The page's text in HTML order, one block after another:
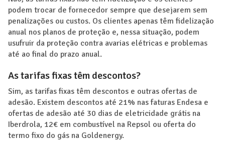
podem trocar de fornecedor sempre que desejarem sem
penalizações ou custos. Os clientes apenas têm fidelização
anual nos planos de proteção e, nessa situação, podem
usufruir da proteção contra avarias elétricas e problemas
até ao final do prazo anual.
As tarifas fixas têm descontos?
Sim, as tarifas fixas têm descontos e outras ofertas de
adesão. Existem descontos até 21% nas faturas Endesa e
ofertas de adesão até 30 dias de eletricidade grátis na
Iberdrola, 12€ em combustível na Repsol ou oferta do
termo fixo do gás na Goldenergy.